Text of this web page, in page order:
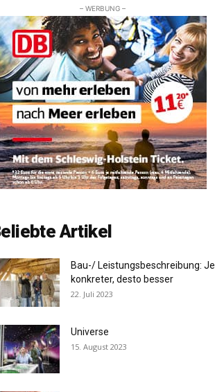
– WERBUNG –
Artikel
Bau-/ Leistungsbeschreibung: Je
konkreter, desto besser
22. Juli 2023
Universe
15. August 2023